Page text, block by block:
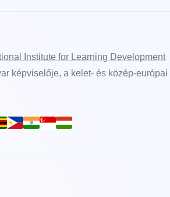
Institute for Learning Development
képviselője, a kelet- és közép-európai